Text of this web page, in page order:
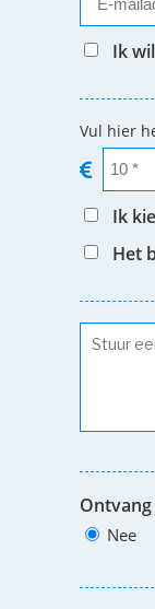
Ik
Vul hier
Ik
Het
Nee